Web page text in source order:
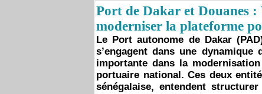
Port de Dakar et Douanes
moderniser la plateforme
Le Port autonome de Dakar
s’engagent dans une
importante dans la
portuaire national. Ces deux
sénégalaise, entendent